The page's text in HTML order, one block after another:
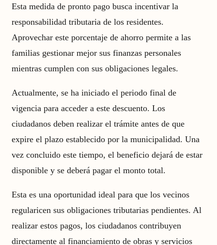
Esta medida de pronto pago busca incentivar la
responsabilidad tributaria de los residentes.
Aprovechar este porcentaje de ahorro permite a las
familias gestionar mejor sus finanzas personales
mientras cumplen con sus obligaciones legales.
Actualmente, se ha iniciado el periodo final de
vigencia para acceder a este descuento. Los
ciudadanos deben realizar el trámite antes de que
expire el plazo establecido por la municipalidad. Una
vez concluido este tiempo, el beneficio dejará de estar
disponible y se deberá pagar el monto total.
Esta es una oportunidad ideal para que los vecinos
regularicen sus obligaciones tributarias pendientes. Al
realizar estos pagos, los ciudadanos contribuyen
directamente al financiamiento de obras y servicios